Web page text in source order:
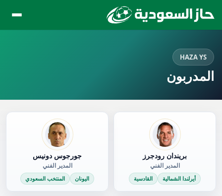
HAZA YS
المدربون
بريندان رودجرز
المدير الفني
أيرلندا الشمالية القادسية
جورجوس دونيس
المدير الفني
اليونان المنتخب السعودي